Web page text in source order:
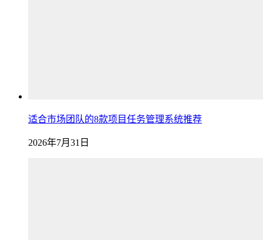
适合市场团队的8款项目任务管理系统推荐
2026年7月31日